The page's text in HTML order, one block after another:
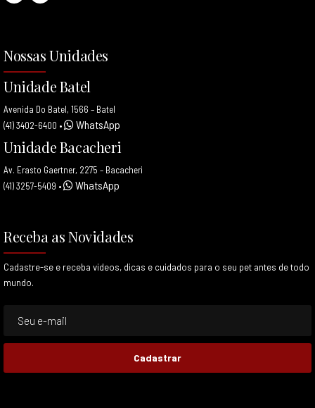
Nossas Unidades
Unidade Batel
Avenida Do Batel, 1566 – Batel
(41) 3402-6400 • WhatsApp
Unidade Bacacheri
Av. Erasto Gaertner, 2275 – Bacacheri
(41) 3257-5409 • WhatsApp
Receba as Novidades
Cadastre-se e receba videos, dicas e cuidados para o seu pet antes de todo
mundo.